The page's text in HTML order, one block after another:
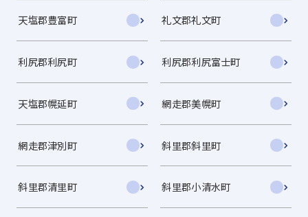
天塩郡豊富町 礼文郡礼文町
利尻郡利尻町 利尻郡利尻富士町
天塩郡幌延町 網走郡美幌町
網走郡津別町 斜里郡斜里町
斜里郡清里町 斜里郡小清水町